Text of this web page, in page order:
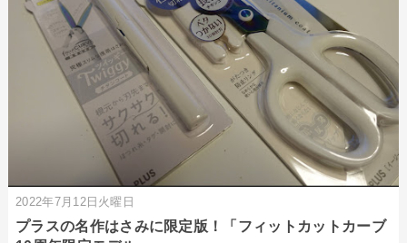
2022年7月12日火曜日
プラスの名作はさみに限定版！「フィットカットカーブ